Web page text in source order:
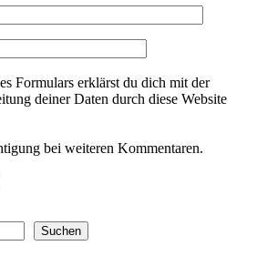
Formulars erklärst du dich mit der
deiner Daten durch diese Website
bei weiteren Kommentaren.
Suchen